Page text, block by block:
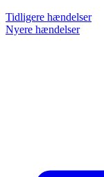
Tidligere hændelser
Nyere hændelser